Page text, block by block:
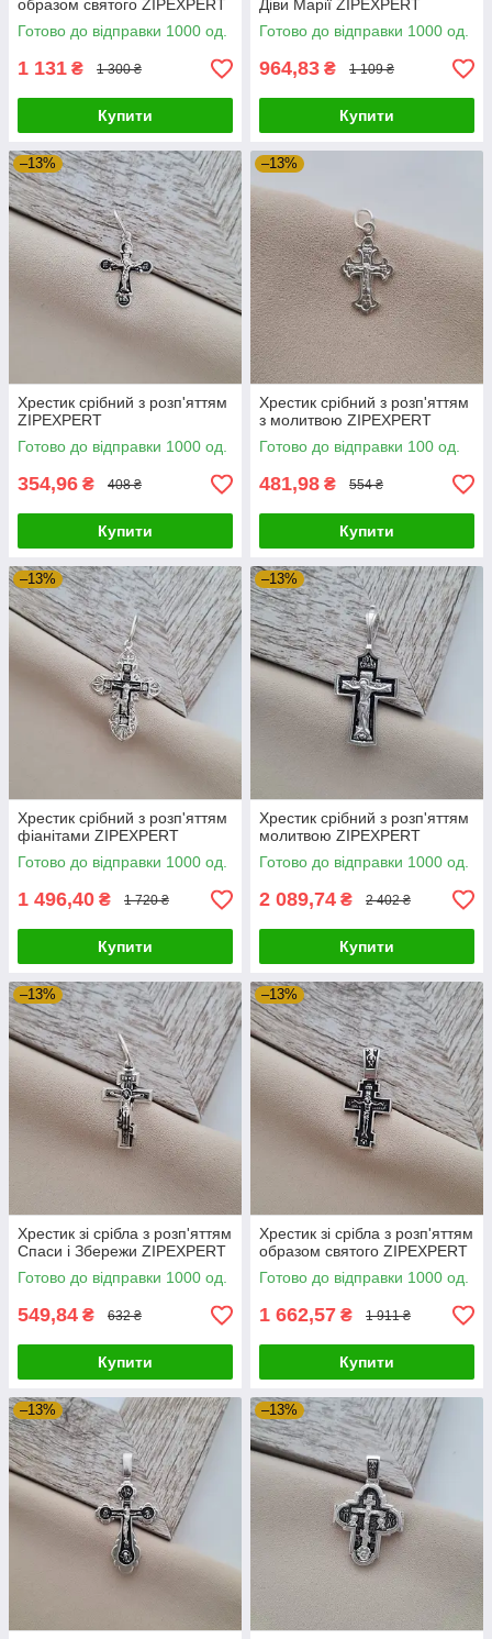
образом святого ZIPEXPERT
Готово до відправки 1000 од.
1 131 ₴ 1 300 ₴
Купити
Діви Марії ZIPEXPERT
Готово до відправки 1000 од.
964,83 ₴ 1 109 ₴
Купити
–13%
Хрестик срібний з розп'яттям
ZIPEXPERT
Готово до відправки 1000 од.
354,96 ₴ 408 ₴
Купити
–13%
Хрестик срібний з розп'яттям
з молитвою ZIPEXPERT
Готово до відправки 100 од.
481,98 ₴ 554 ₴
Купити
–13%
Хрестик срібний з розп'яттям
фіанітами ZIPEXPERT
Готово до відправки 1000 од.
1 496,40 ₴ 1 720 ₴
Купити
–13%
Хрестик срібний з розп'яттям
молитвою ZIPEXPERT
Готово до відправки 1000 од.
2 089,74 ₴ 2 402 ₴
Купити
–13%
Хрестик зі срібла з розп'яттям
Спаси і Збережи ZIPEXPERT
Готово до відправки 1000 од.
549,84 ₴ 632 ₴
Купити
–13%
Хрестик зі срібла з розп'яттям
образом святого ZIPEXPERT
Готово до відправки 1000 од.
1 662,57 ₴ 1 911 ₴
Купити
–13% –13%